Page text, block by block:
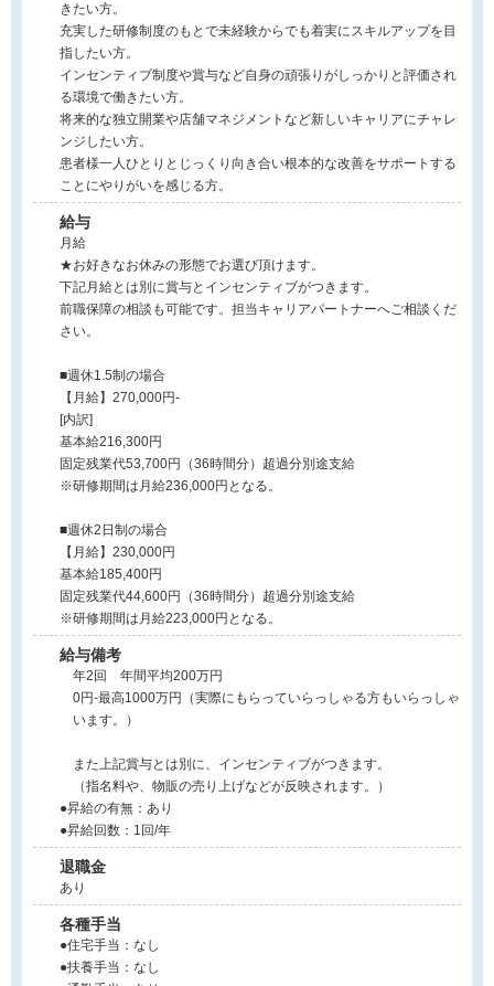
きたい方。
充実した研修制度のもとで未経験からでも着実にスキルアップを目
指したい方。
インセンティブ制度や賞与など自身の頑張りがしっかりと評価され
る環境で働きたい方。
将来的な独立開業や店舗マネジメントなど新しいキャリアにチャレ
ンジしたい方。
患者様一人ひとりとじっくり向き合い根本的な改善をサポートする
ことにやりがいを感じる方。
給与
月給
★お好きなお休みの形態でお選び頂けます。
下記月給とは別に賞与とインセンティブがつきます。
前職保障の相談も可能です。担当キャリアパートナーへご相談くだ
さい。
■週休1.5制の場合
【月給】270,000円-
[内訳]
基本給216,300円
固定残業代53,700円（36時間分）超過分別途支給
※研修期間は月給236,000円となる。
■週休2日制の場合
【月給】230,000円
基本給185,400円
固定残業代44,600円（36時間分）超過分別途支給
※研修期間は月給223,000円となる。
給与備考
年2回 年間平均200万円
0円-最高1000万円（実際にもらっていらっしゃる方もいらっしゃ
います。）
また上記賞与とは別に、インセンティブがつきます。
（指名料や、物販の売り上げなどが反映されます。）
●昇給の有無：あり
●昇給回数：1回/年
退職金
あり
各種手当
●住宅手当：なし
●扶養手当：なし